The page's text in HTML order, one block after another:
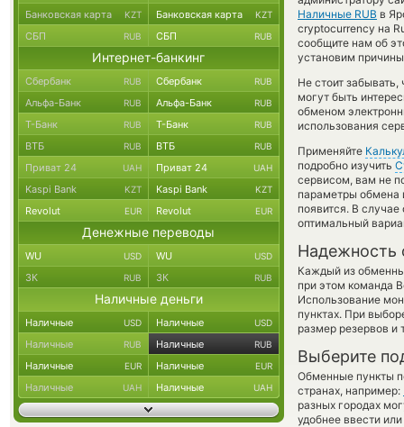
Наличные RUB в
cryptocurrency на
сообщите нам об
установим
Не стоит
могут быть
обменом
использования
Применяйте
подробно изучить
сервисом, вам не
параметры обмена
появится. В
оптимальный
Надежность
Каждый из
при этом команда
Использование
пунктах. При
размер резервов и
Выберите
Обменные пункты
странах, например:
разных городах
удобнее ввести
Банковская карта KZT Банковская карта KZT
СБП RUB СБП RUB
Интернет-банкинг
Сбербанк RUB Сбербанк RUB
Альфа-Банк RUB Альфа-Банк RUB
Т-Банк RUB Т-Банк RUB
ВТБ RUB ВТБ RUB
Приват 24 UAH Приват 24 UAH
Kaspi Bank KZT Kaspi Bank KZT
Revolut EUR Revolut EUR
Денежные переводы
WU USD WU USD
ЗК RUB ЗК RUB
Наличные деньги
Наличные USD Наличные USD
Наличные RUB Наличные RUB
Наличные EUR Наличные EUR
Наличные UAH Наличные UAH